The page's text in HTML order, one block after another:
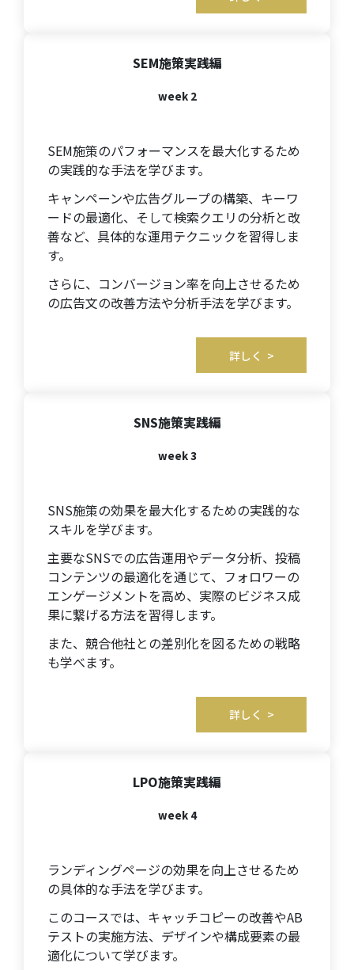
SEM施策実践編
week 2
SEM施策のパフォーマンスを最大化するため
の実践的な手法を学びます。
キャンペーンや広告グループの構築、キーワ
ードの最適化、そして検索クエリの分析と改
善など、具体的な運用テクニックを習得しま
す。
さらに、コンバージョン率を向上させるため
の広告文の改善方法や分析手法を学びます。
詳しく >
SNS施策実践編
week 3
SNS施策の効果を最大化するための実践的な
スキルを学びます。
主要なSNSでの広告運用やデータ分析、投稿
コンテンツの最適化を通じて、フォロワーの
エンゲージメントを高め、実際のビジネス成
果に繋げる方法を習得します。
また、競合他社との差別化を図るための戦略
も学べます。
詳しく >
LPO施策実践編
week 4
ランディングページの効果を向上させるため
の具体的な手法を学びます。
このコースでは、キャッチコピーの改善やAB
テストの実施方法、デザインや構成要素の最
適化について学びます。